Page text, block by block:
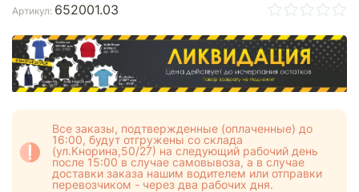
Артикул: 652001.03
Все заказы, подтвержденные (оплаченные) до
16:00, будут отгружены со склада
(ул.Кнорина,50/27) на следующий рабочий день
после 15:00 в случае самовывоза, а в случае
доставки заказа нашим водителем или отправки
перевозчиком - через два рабочих дня.